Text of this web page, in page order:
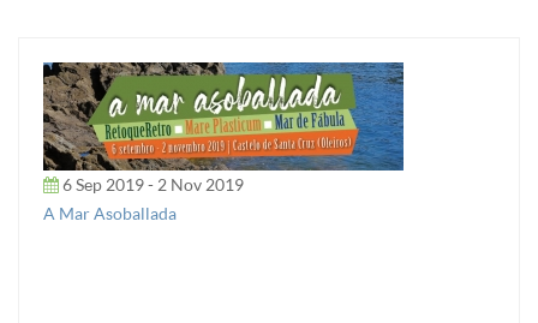
6 Sep 2019 - 2 Nov 2019
A Mar Asoballada